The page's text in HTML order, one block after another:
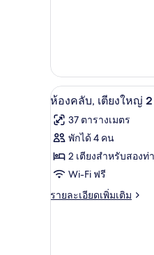
With
Bath
เปิด
ภาพถ่าย
ทั้งหมด
ของ
ห้อง
คลับ,
10
ห้องคลับ, เตียงใหญ่ 2
37 ตารางเมตร
พักได้ 4 คน
2 เตียงสำหรับสองท่
Wi-Fi ฟรี
รายละเอียดเพิ่มเติม
ราย